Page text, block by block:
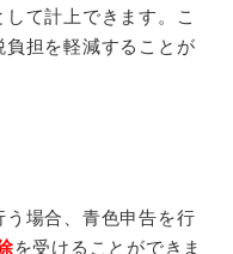
て計上できます。こ
担を軽減することが
場合、青色申告を行
を受けることができま